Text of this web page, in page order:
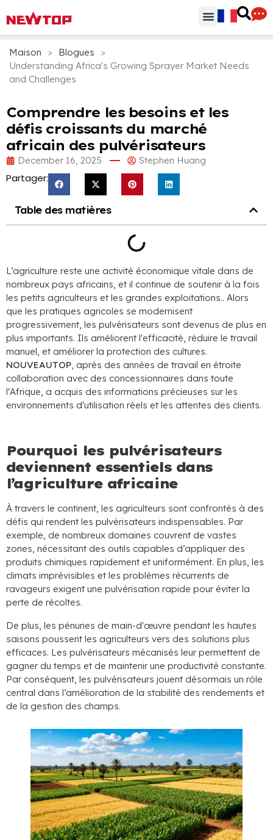
Maison > Blogues
>
Understanding Africa's Growing Sprayer Market Needs
and Challenges
Comprendre les besoins et les
défis croissants du marché
africain des pulvérisateurs
December 16, 2025 Stephen Huang
Partager:
Table des matières
L’agriculture reste une activité économique vitale dans de
nombreux pays africains, et il continue de soutenir à la fois
les petits agriculteurs et les grandes exploitations.. Alors
que les pratiques agricoles se modernisent
progressivement, les pulvérisateurs sont devenus de plus en
plus importants. Ils améliorent l'efficacité, réduire le travail
manuel, et améliorer la protection des cultures.
NOUVEAUTOP, après des années de travail en étroite
collaboration avec des concessionnaires dans toute
l'Afrique, a acquis des informations précieuses sur les
environnements d'utilisation réels et les attentes des clients.
Pourquoi les pulvérisateurs
deviennent essentiels dans
l’agriculture africaine
À travers le continent, les agriculteurs sont confrontés à des
défis qui rendent les pulvérisateurs indispensables. Par
exemple, de nombreux domaines couvrent de vastes
zones, nécessitant des outils capables d’appliquer des
produits chimiques rapidement et uniformément. En plus, les
climats imprévisibles et les problèmes récurrents de
ravageurs exigent une pulvérisation rapide pour éviter la
perte de récoltes.
De plus, les pénuries de main-d'œuvre pendant les hautes
saisons poussent les agriculteurs vers des solutions plus
efficaces. Les pulvérisateurs mécanisés leur permettent de
gagner du temps et de maintenir une productivité constante.
Par conséquent, les pulvérisateurs jouent désormais un rôle
central dans l’amélioration de la stabilité des rendements et
de la gestion des champs.